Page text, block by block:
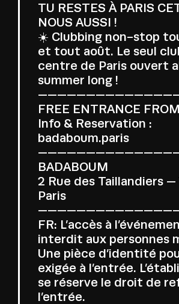
TU RESTES À PARIS
NOUS AUSSI !
☀️ Clubbing non-stop
et tout août. Le seul
centre de Paris ouvert
summer long !
FREE ENTRANCE
Info & Reservation :
badaboum.paris
BADABOUM
2 Rue des Taillandiers —
Paris
FR: L’accès à
interdit aux personnes
Une pièce d’identité
exigée à l’entrée.
se réserve le droit de
l’entrée.